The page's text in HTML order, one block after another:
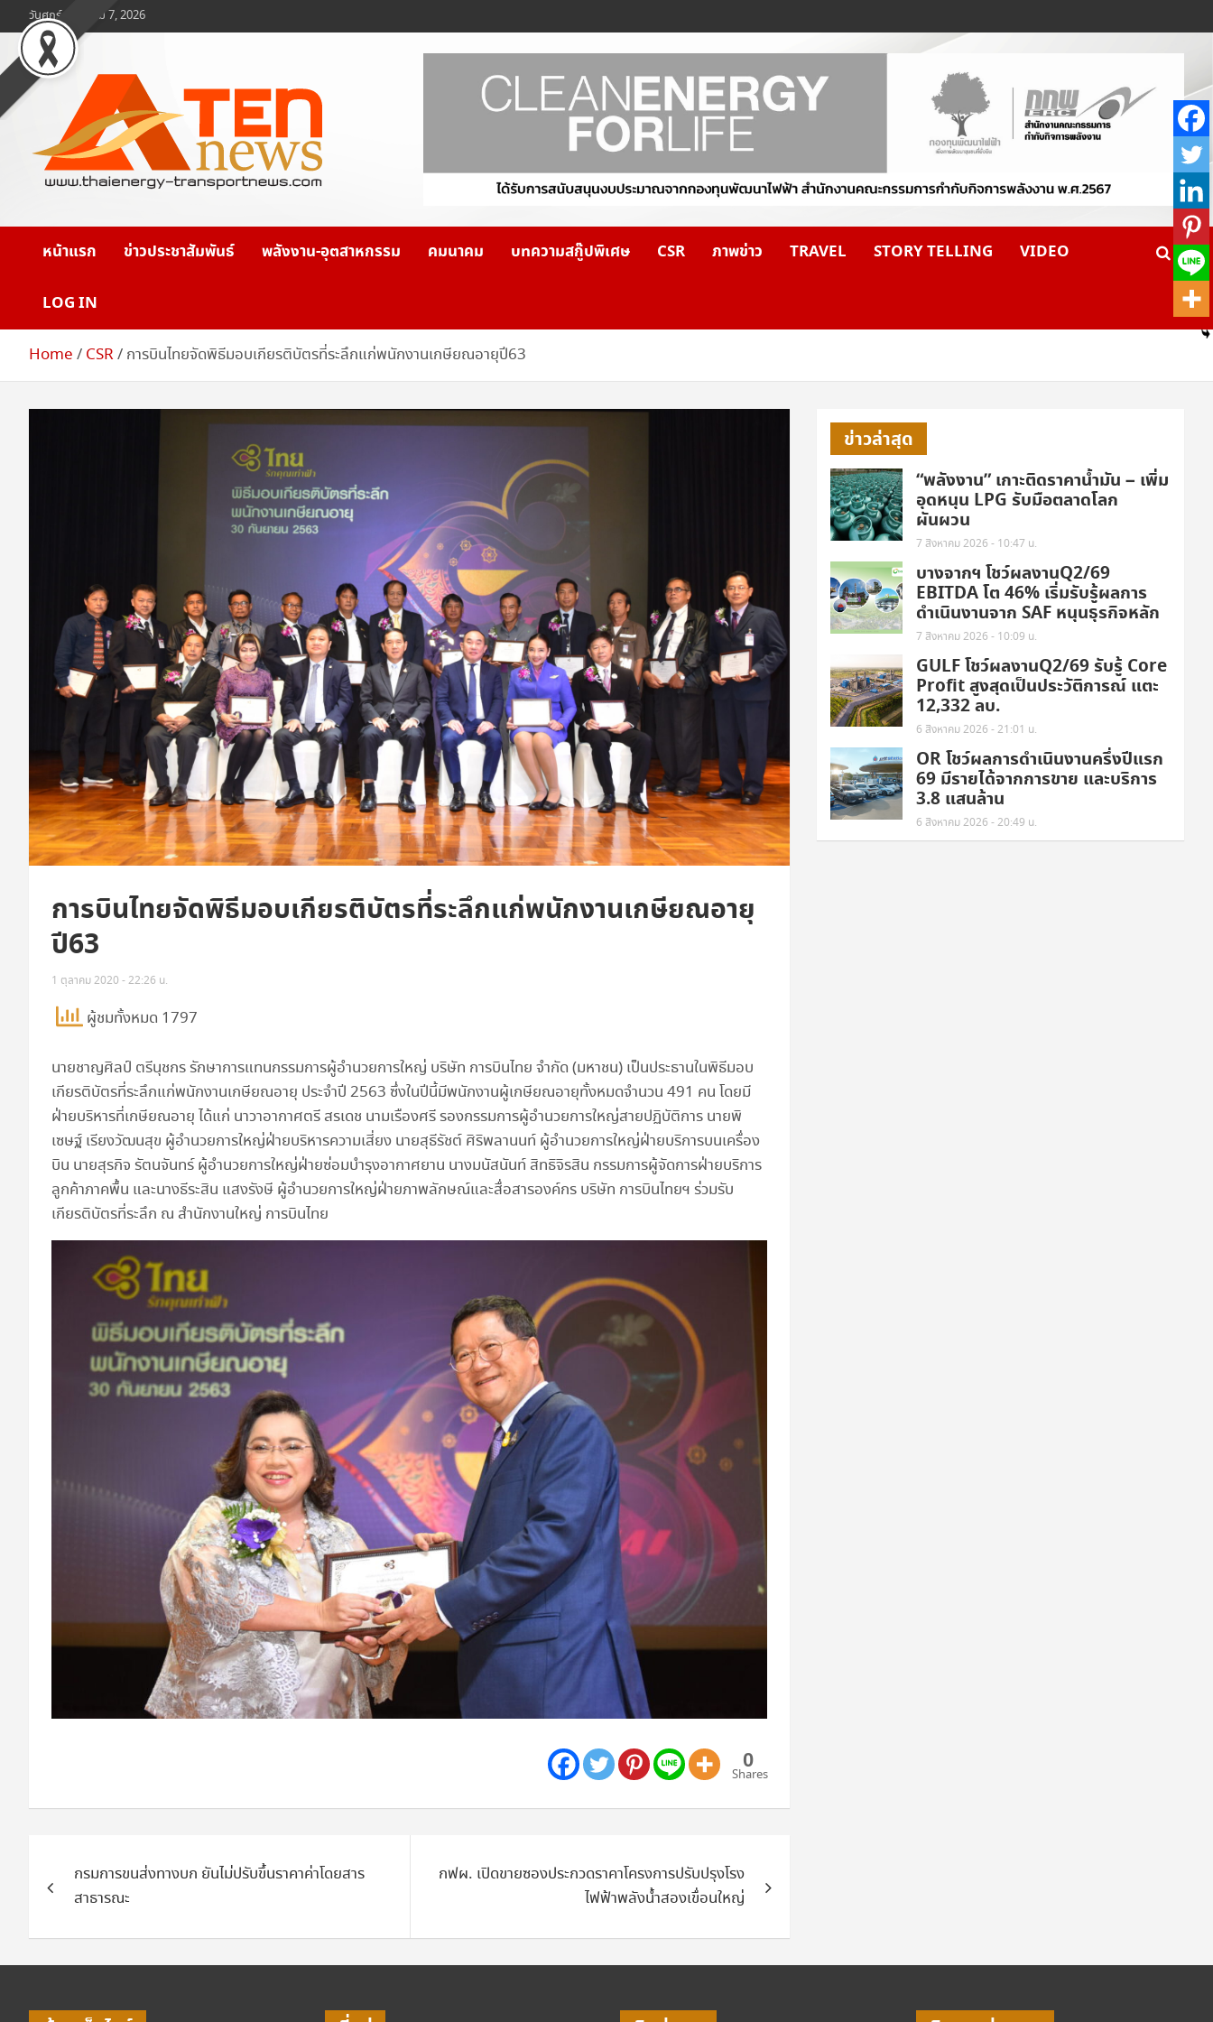
to
content
วันศุกร์, สิงหาคม 7, 2026
www.ten-news.com
หน้าแรก ข่าวประชาสัมพันธ์ พลังงาน-อุตสาหกรรม คมนาคม บทความสกู๊ปพิเศษ CSR ภาพข่าว TRAVEL STORY TELLING VIDEO
LOG IN
Home CSR การบินไทยจัดพิธีมอบเกียรติบัตรที่ระลึกแก่พนักงานเกษียณอายุปี63
การบินไทยจัดพิธีมอบเกียรติบัตรที่ระลึกแก่พนักงานเกษียณอายุ
ปี63
1 ตุลาคม 2020 - 22:26 น.
ผู้ชมทั้งหมด 1797
นายชาญศิลป์ ตรีนุชกร รักษาการแทนกรรมการผู้อำนวยการใหญ่ บริษัท การบินไทย จำกัด (มหาชน) เป็นประธานในพิธีมอบ
เกียรติบัตรที่ระลึกแก่พนักงานเกษียณอายุ ประจำปี 2563 ซึ่งในปีนี้มีพนักงานผู้เกษียณอายุทั้งหมดจำนวน 491 คน โดยมี
ฝ่ายบริหารที่เกษียณอายุ ได้แก่ นาวาอากาศตรี สรเดช นามเรืองศรี รองกรรมการผู้อำนวยการใหญ่สายปฏิบัติการ นายพิ
เซษฐ์ เรียงวัฒนสุข ผู้อำนวยการใหญ่ฝ่ายบริหารความเสี่ยง นายสุธีรัชต์ ศิริพลานนท์ ผู้อำนวยการใหญ่ฝ่ายบริการบนเครื่อง
บิน นายสุรกิจ รัตนจันทร์ ผู้อำนวยการใหญ่ฝ่ายซ่อมบำรุงอากาศยาน นางมนัสนันท์ สิทธิจิรสิน กรรมการผู้จัดการฝ่ายบริการ
ลูกค้าภาคพื้น และนางธีระสิน แสงรังษี ผู้อำนวยการใหญ่ฝ่ายภาพลักษณ์และสื่อสารองค์กร บริษัท การบินไทยฯ ร่วมรับ
เกียรติบัตรที่ระลึก ณ สำนักงานใหญ่ การบินไทย
0
Shares
เรื่องกรมการขนส่งทางบก ยันไม่ปรับขึ้นราคาค่าโดยสาร
สาธารณะ
กฟผ. เปิดขายซองประกวดราคาโครงการปรับปรุงโรง
ไฟฟ้าพลังน้ำสองเขื่อนใหญ่
ข่าวล่าสุด
“พลังงาน” เกาะติดราคาน้ำมัน – เพิ่ม
อุดหนุน LPG รับมือตลาดโลก
ผันผวน
7 สิงหาคม 2026 - 10:47 น.
บางจากฯ โชว์ผลงานQ2/69
EBITDA โต 46% เริ่มรับรู้ผลการ
ดำเนินงานจาก SAF หนุนธุรกิจหลัก
7 สิงหาคม 2026 - 10:09 น.
GULF โชว์ผลงานQ2/69 รับรู้ Core
Profit สูงสุดเป็นประวัติการณ์ แตะ
12,332 ลบ.
6 สิงหาคม 2026 - 21:01 น.
OR โชว์ผลการดำเนินงานครึ่งปีแรก
69 มีรายได้จากการขาย และบริการ
3.8 แสนล้าน
6 สิงหาคม 2026 - 20:49 น.